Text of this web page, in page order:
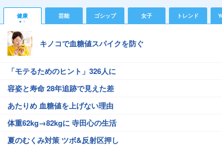
健康 芸能 ゴシップ 女子 トレンド
キノコで血糖値スパイクを防ぐ
「モテるためのヒント」326人に
容姿と寿命 28年追跡で見えた差
あたりめ 血糖値を上げない理由
体重62kg→82kgに 寺田心の生活
夏のむくみ対策 ツボ&反射区押し